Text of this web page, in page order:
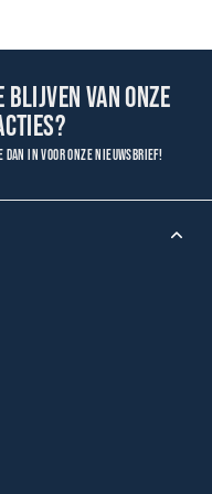
van onze
dan in voor onze nieuwsbrief!